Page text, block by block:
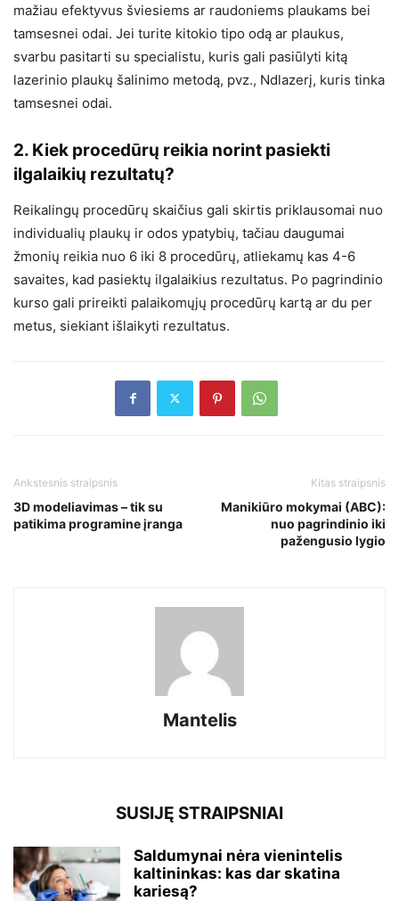
mažiau efektyvus šviesiems ar raudoniems plaukams bei
tamsesnei odai. Jei turite kitokio tipo odą ar plaukus,
svarbu pasitarti su specialistu, kuris gali pasiūlyti kitą
lazerinio plaukų šalinimo metodą, pvz., Ndlazerį, kuris tinka
tamsesnei odai.
2. Kiek procedūrų reikia norint pasiekti
ilgalaikių rezultatų?
Reikalingų procedūrų skaičius gali skirtis priklausomai nuo
individualių plaukų ir odos ypatybių, tačiau daugumai
žmonių reikia nuo 6 iki 8 procedūrų, atliekamų kas 4-6
savaites, kad pasiektų ilgalaikius rezultatus. Po pagrindinio
kurso gali prireikti palaikomųjų procedūrų kartą ar du per
metus, siekiant išlaikyti rezultatus.
Ankstesnis straipsnis
3D modeliavimas – tik su
patikima programine įranga
Kitas straipsnis
Manikiūro mokymai (ABC):
nuo pagrindinio iki
pažengusio lygio
Mantelis
SUSIJĘ STRAIPSNIAI
Saldumynai nėra vienintelis
kaltininkas: kas dar skatina
kariesą?